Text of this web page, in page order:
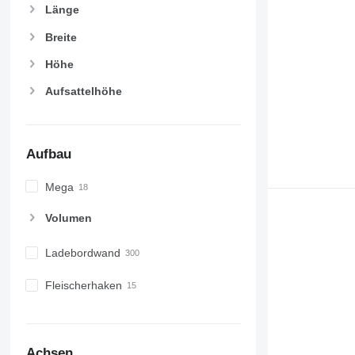
SLXe-400
SLXe Spectrum
SLXi-300 50
SLXi-Spectrum Whisper Pro
SMX30
SPECTRUM SL 50
Länge
Breite
Höhe
Aufsattelhöhe
Aufbau
Mega
Volumen
Ladebordwand
Fleischerhaken